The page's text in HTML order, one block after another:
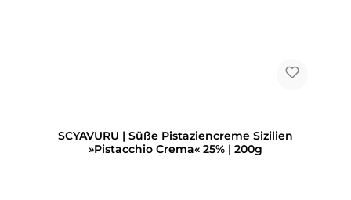
SCYAVURU | Süße Pistaziencreme Sizilien
»Pistacchio Crema« 25% | 200g